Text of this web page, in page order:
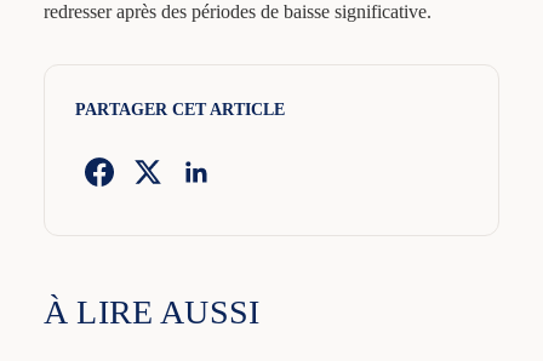
redresser après des périodes de baisse significative.
PARTAGER CET ARTICLE
À LIRE AUSSI